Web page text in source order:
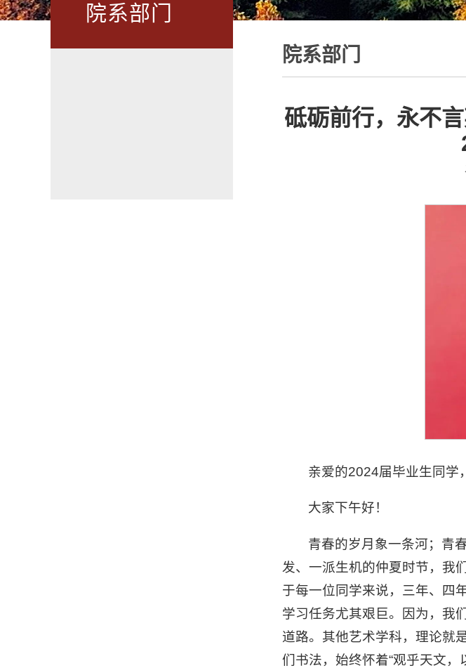
院系部门
院系部门
砥砺前行，永不
亲爱的2024届毕业生同学
大家下午好！
青春的岁月象一条河；青
发、一派生机的仲夏时节，我
于每一位同学来说，三年、四
学习任务尤其艰巨。因为，我
道路。其他艺术学科，理论就
们书法，始终怀着“观乎天文，